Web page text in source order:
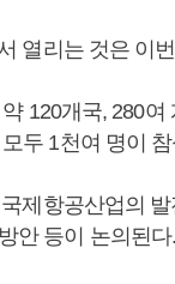
열리는 것은 이
120개국, 280
두 1천여 명이
제항공산업의
안 등이 논의된다.